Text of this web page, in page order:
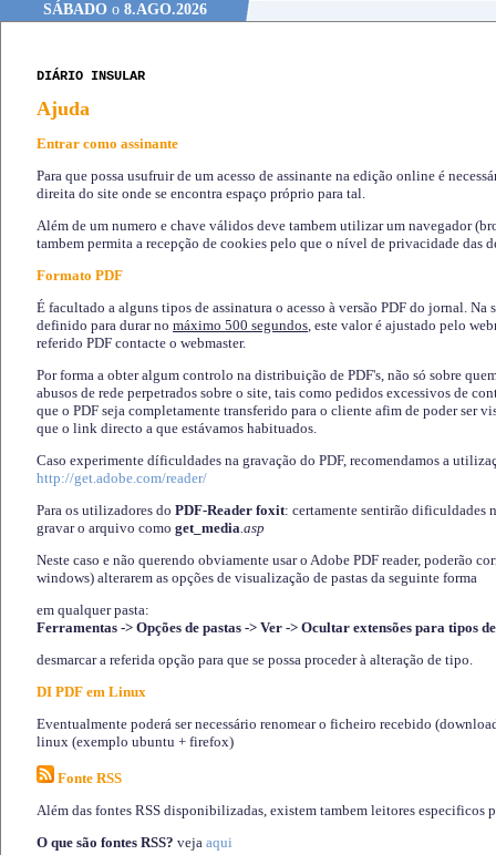
SÁBADOo 8.AGO.2026
DIÁRIO INSULAR
Ajuda
Entrar como assinante
Para que possa usufruir de um acesso de assinante na edição online é
direita do site onde se encontra espaço próprio para tal.
Além de um numero e chave válidos deve tambem utilizar um navegador
tambem permita a recepção de cookies pelo que o nível de privacidade das
Formato PDF
É facultado a alguns tipos de assinatura o acesso à versão PDF do jornal. Na
definido para durar no máximo 500 segundos, este valor é ajustado pelo
referido PDF contacte o webmaster.
Por forma a obter algum controlo na distribuição de PDF's, não só sobre
abusos de rede perpetrados sobre o site, tais como pedidos excessivos de
que o PDF seja completamente transferido para o cliente afim de poder ser
que o link directo a que estávamos habituados.
Caso experimente díficuldades na gravação do PDF, recomendamos a
http://get.adobe.com/reader/
Para os utilizadores do PDF-Reader foxit: certamente sentirão dificuldades
gravar o arquivo como get_media.asp
Neste caso e não querendo obviamente usar o Adobe PDF reader, poderão
windows) alterarem as opções de visualização de pastas da seguinte forma
em qualquer pasta:
Ferramentas -> Opções de pastas -> Ver -> Ocultar extensões para tipos
desmarcar a referida opção para que se possa proceder à alteração de tipo.
DI PDF em Linux
Eventualmente poderá ser necessário renomear o ficheiro recebido
linux (exemplo ubuntu + firefox)
Fonte RSS
Além das fontes RSS disponibilizadas, existem tambem leitores especificos
O que são fontes RSS? veja aqui